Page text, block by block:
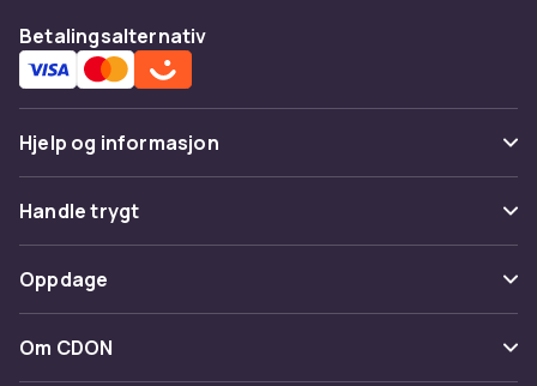
Betalingsalternativ
Hjelp og informasjon
Vanlige spørsmål
Spor pakke
Angre & returner her
Kontakt oss
Handle trygt
Betaling
Levering
Oppdage
Kategorier
Om CDON